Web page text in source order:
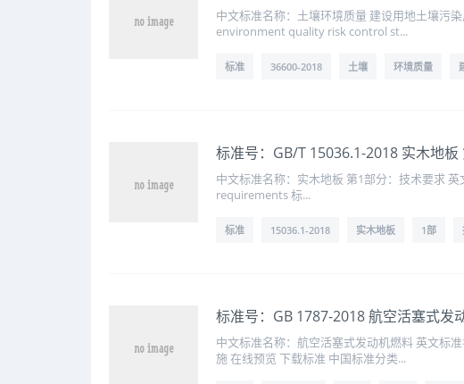
中文标准名称：土壤环境质量 建设用地土壤污
environment quality risk control st...
标准 36600-2018 土壤 环境质量
标准号：GB/T 15036.1-2018 实木地
中文标准名称：实木地板 第1部分：技术要求
requirements 标...
标准 15036.1-2018 实木地板 1部
标准号：GB 1787-2018 航空活塞式发
中文标准名称：航空活塞式发动机燃料 英文标
施 在线预览 下载标准 中国标准分类...